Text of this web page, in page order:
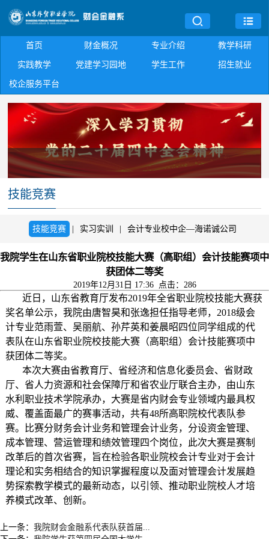
首页 财金概况 专业介绍 教学科研
实践教学 党建学习园地 学生工作 招生就业
校企服务平台
技能竞赛
技能竞赛 | 实习实训 | 会计专业校中企—海诺诚公司
我院学生在山东省职业院校技能大赛（高职组）会计技能赛项中
获团体二等奖
2019年12月31日 17:36 点击： 286
近日，山东省教育厅发布2019年全省职业院校技能大赛获
奖名单公示，我院由唐智昊和张逸担任指导老师，2018级会
计专业范雨萱、吴丽航、孙芹英和姜晨昭四位同学组成的代
表队在山东省职业院校技能大赛（高职组）会计技能赛项中
获团体二等奖。
本次大赛由省教育厅、省经济和信息化委员会、省财政
厅、省人力资源和社会保障厅和省农业厅联合主办，由山东
水利职业技术学院承办，大赛是省内财会专业领域内最具权
威、覆盖面最广的赛事活动，共有48所高职院校代表队参
赛。比赛分财务会计业务和管理会计业务，分设资金管理、
成本管理、营运管理和绩效管理四个岗位，此次大赛是赛制
改革后的首次省赛，旨在检验各职业院校会计专业对于会计
理论和实务相结合的知识掌握程度以及面对管理会计发展趋
势探索教学模式的最新动态，以引领、推动职业院校人才培
养模式改革、创新。
上一条： 我院财会金融系代表队获首届...